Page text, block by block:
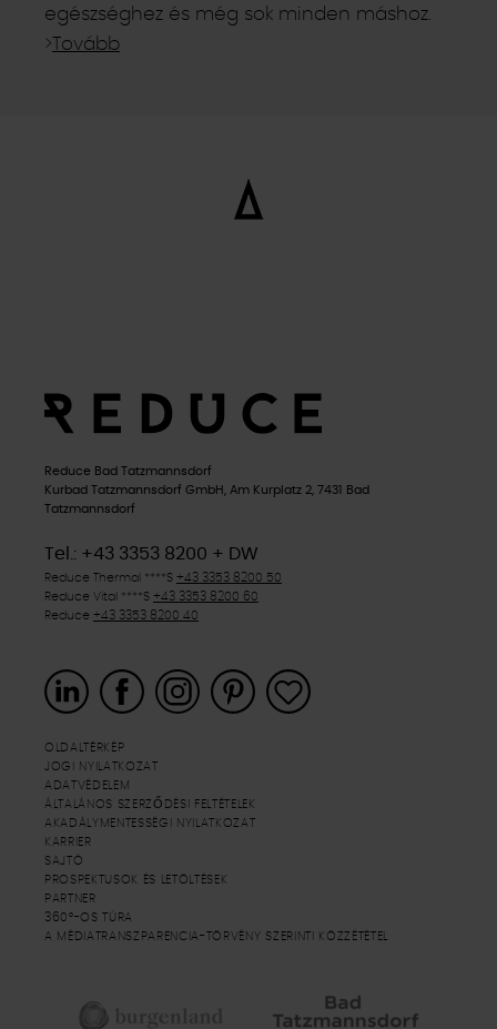
egészséghez és még sok minden máshoz.
> Tovább
Reduce Bad Tatzmannsdorf
Kurbad Tatzmannsdorf GmbH, Am Kurplatz 2, 7431 Bad
Tatzmannsdorf
Tel.: +43 3353 8200 + DW
Reduce Thermal ****S +43 3353 8200 50
Reduce Vital ****S +43 3353 8200 60
Reduce +43 3353 8200 40
OLDALTÉRKÉP
JOGI NYILATKOZAT
ADATVÉDELEM
ÁLTALÁNOS SZERZŐDÉSI FELTÉTELEK
AKADÁLYMENTESSÉGI NYILATKOZAT
KARRIER
SAJTÓ
PROSPEKTUSOK ÉS LETÖLTÉSEK
PARTNER
360°-OS TÚRA
A MÉDIATRANSZPARENCIA-TÖRVÉNY SZERINTI KÖZZÉTÉTEL